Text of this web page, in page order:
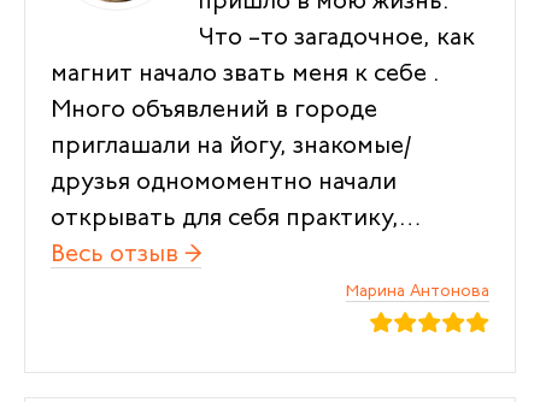
Что –то загадочное, как
магнит начало звать меня к себе .
Много объявлений в городе
приглашали на йогу, знакомые/
друзья одномоментно начали
открывать для себя практику,…
Весь отзыв →
Марина Антонова